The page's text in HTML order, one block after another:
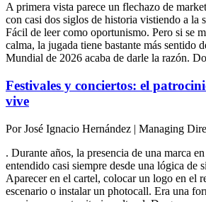
A primera vista parece un flechazo de
con casi dos siglos de historia vistiendo a la
Fácil de leer como oportunismo. Pero si se
calma, la jugada tiene bastante más sentido
Mundial de 2026 acaba de darle la razón.
Festivales y conciertos: el
vive
PorJosé Ignacio Hernández | Managing
. Durante años, la presencia de una marca
entendido casi siempre desde una lógica de
Aparecer en el cartel, colocar un logo en el
escenario o instalar un photocall. Era una